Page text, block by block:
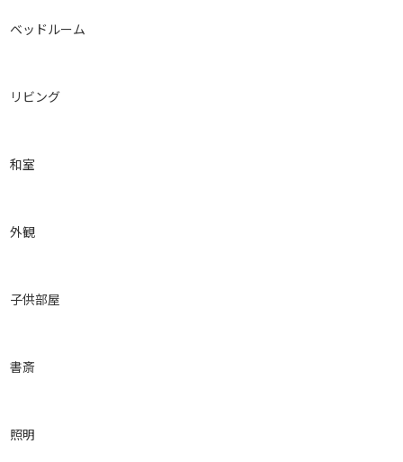
ベッドルーム
リビング
和室
外観
子供部屋
書斎
照明